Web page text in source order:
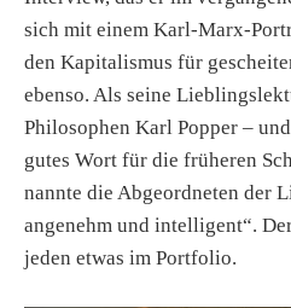
sich mit einem Karl-Marx-
den Kapitalismus für
ebenso. Als seine
Philosophen Karl Popper –
gutes Wort für die früheren
nannte die Abgeordneten der
angenehm und intelligent“.
jeden etwas im Portfolio.